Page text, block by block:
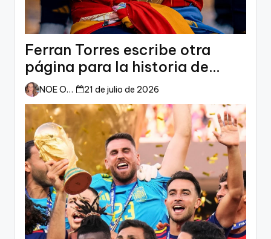
Ferran Torres escribe otra
página para la historia de
España
NOE ORTIZ 21 de julio de 2026